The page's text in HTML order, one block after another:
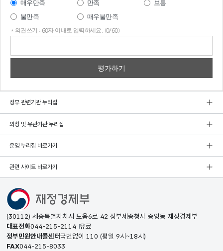
매우만족 만족
보통
불만족
매우불만족
* 의견쓰기 : 60자 이내로 입력하세요. (0/60)
정부 관련기관 누리집
외청 및 유관기관 누리집
운영 누리집 바로가기
관련 사이트 바로가기
(30112) 세종특별자치시 도움6로 42 정부세종청사 중앙동 재정경제부
대표전화044-215-2114 유료
정부민원안내콜센터국번없이 110 (평일 9시~18시)
FAX044-215-8033